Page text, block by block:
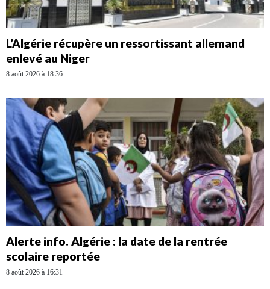
L’Algérie récupère un ressortissant allemand
enlevé au Niger
8 août 2026 à 18:36
Alerte info. Algérie : la date de la rentrée
scolaire reportée
8 août 2026 à 16:31